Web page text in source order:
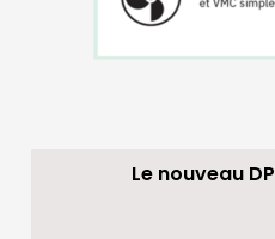
Le nouveau